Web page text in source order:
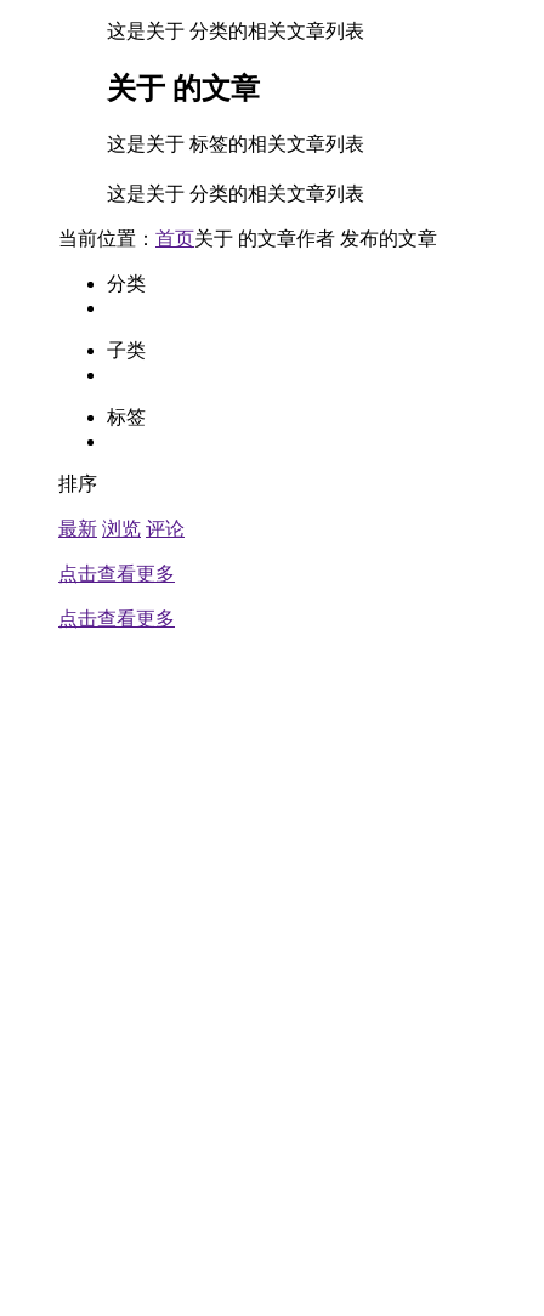
这是关于 分类的相关文章列表
关于 的文章
这是关于 标签的相关文章列表
这是关于 分类的相关文章列表
当前位置： 首页关于 的文章作者 发布的文章
分类
子类
标签
排序
最新 浏览 评论
点击查看更多
点击查看更多